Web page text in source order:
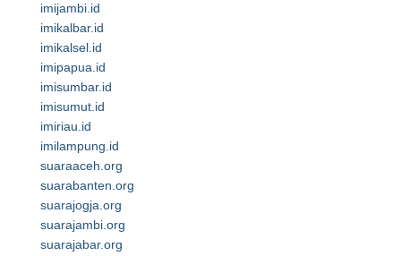
imijambi.id
imikalbar.id
imikalsel.id
imipapua.id
imisumbar.id
imisumut.id
imiriau.id
imilampung.id
suaraaceh.org
suarabanten.org
suarajogja.org
suarajambi.org
suarajabar.org